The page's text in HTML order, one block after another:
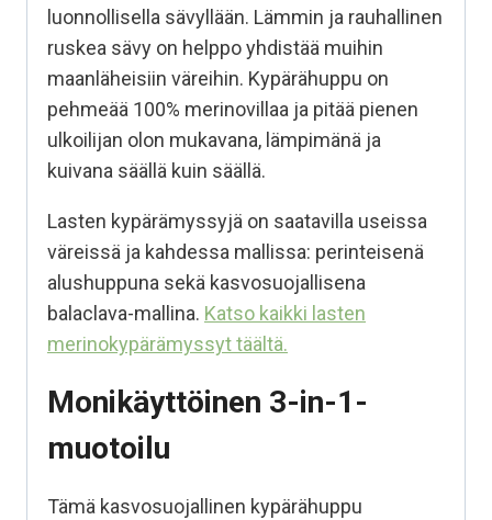
luonnollisella sävyllään. Lämmin ja rauhallinen
ruskea sävy on helppo yhdistää muihin
maanläheisiin väreihin. Kypärähuppu on
pehmeää 100% merinovillaa ja pitää pienen
ulkoilijan olon mukavana, lämpimänä ja
kuivana säällä kuin säällä.
Lasten kypärämyssyjä on saatavilla useissa
väreissä ja kahdessa mallissa: perinteisenä
alushuppuna sekä kasvosuojallisena
balaclava-mallina. Katso kaikki lasten
merinokypärämyssyt täältä.
Monikäyttöinen 3-in-1-
muotoilu
Tämä kasvosuojallinen kypärähuppu